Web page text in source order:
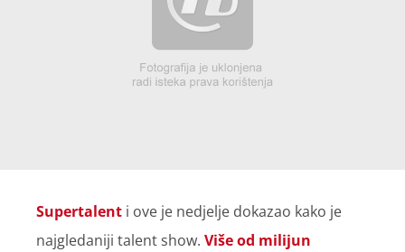
Supertalent i ove je nedjelje dokazao kako je
najgledaniji talent show. Više od milijun